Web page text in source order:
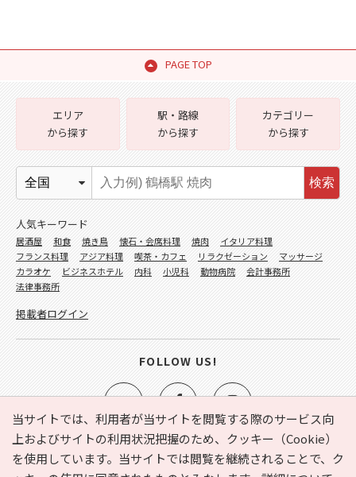
PAGE TOP
当サイトでは、利用者が当サイトを閲覧する際のサービス向
上およびサイトの利用状況把握のため、クッキー（Cookie）
を使用しています。当サイトでは閲覧を継続されることで、ク
e-NAVITA（イーナビタ）とは？ お気に入り ヘルプ
エリア
から探す
駅・路線
から探す
カテゴリー
から探す
検索
人気キーワード
居酒屋 和食 焼き鳥 懐石・会席料理 焼肉
イタリア料理
フランス料理
アジア料理 喫茶・カフェ リラクゼーション
マッサージ
カラオケ
ビジネスホテル 内科 小児科 動物病院
会計事務所
法律事務所
掲載者ログイン
FOLLOW US!